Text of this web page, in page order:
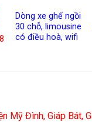
Dòng xe ghế ngồi
30 chỗ, limousine
có điều hoà, wifi
Mỹ Đình, Giáp Bát,